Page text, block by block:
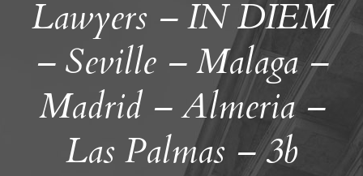
Lawyers – IN DIEM
– Seville – Malaga –
Madrid – Almeria –
Las Palmas – 3b